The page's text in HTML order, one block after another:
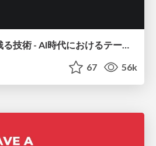
DBのスキルで生き残る技術 - AI時代におけるテーブル設計の勘所
67 56k